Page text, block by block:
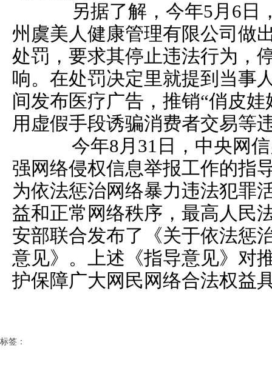
另据了解，今年5月6日
州虞美人健康管理有限公司做
处罚，要求其停止违法行为，
响。在处罚决定里就提到当事
间发布医疗广告，推销“俏皮
用虚假手段诱骗消费者交易等
今年8月31日，中央网信
强网络侵权信息举报工作的指
为依法惩治网络暴力违法犯罪
益和正常网络秩序，最高人民
安部联合发布了《关于依法惩
意见》。上述《指导意见》对
护保障广大网民网络合法权益
标签：